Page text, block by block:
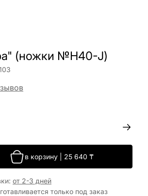
(ножки №H40-J)
в корзину| 25 640 ₸
: от 2-3 дней
только под заказ